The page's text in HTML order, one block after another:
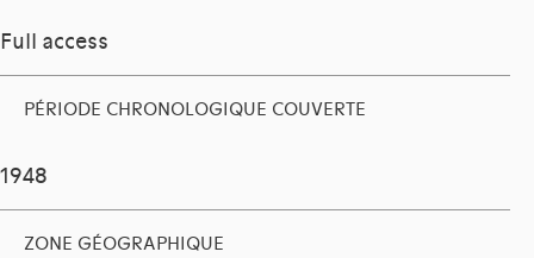
Full access
PÉRIODE CHRONOLOGIQUE COUVERTE
1948
ZONE GÉOGRAPHIQUE